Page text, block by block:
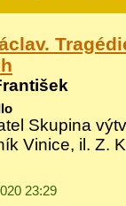
Skupina
Vinice, il. Z.
23:29